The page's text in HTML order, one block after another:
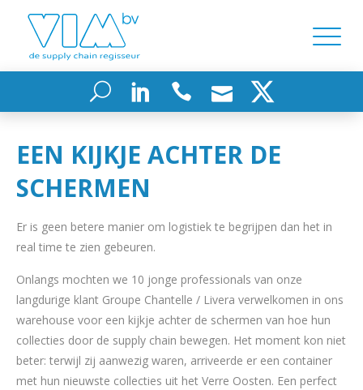
EEN KIJKJE ACHTER DE
SCHERMEN
Er is geen betere manier om logistiek te begrijpen dan het in
real time te zien gebeuren.
Onlangs mochten we 10 jonge professionals van onze
langdurige klant Groupe Chantelle / Livera verwelkomen in ons
warehouse voor een kijkje achter de schermen van hoe hun
collecties door de supply chain bewegen. Het moment kon niet
beter: terwijl zij aanwezig waren, arriveerde er een container
met hun nieuwste collecties uit het Verre Oosten. Een perfect